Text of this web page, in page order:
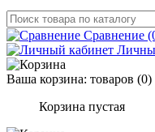
Сравнение
Ваша корзина: товаров (0)
Корзина пустая